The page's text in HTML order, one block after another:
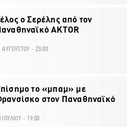
ο Σερέλης από τον
AKTOR
ΑΥΓΟΥΣΤΟΥ - 23:00
το «μπαμ» με
στον Παναθηναϊκό
ΙΟΥΛΙΟΥ - 19:00